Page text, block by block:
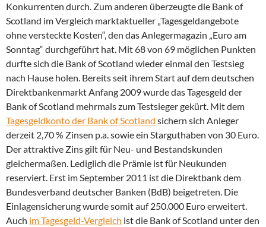
Konkurrenten durch. Zum anderen überzeugte die Bank of
Scotland im Vergleich marktaktueller „Tagesgeldangebote
ohne versteckte Kosten“, den das Anlegermagazin „Euro am
Sonntag“ durchgeführt hat. Mit 68 von 69 möglichen Punkten
durfte sich die Bank of Scotland wieder einmal den Testsieg
nach Hause holen. Bereits seit ihrem Start auf dem deutschen
Direktbankenmarkt Anfang 2009 wurde das Tagesgeld der
Bank of Scotland mehrmals zum Testsieger gekürt. Mit dem
Tagesgeldkonto der Bank of Scotland sichern sich Anleger
derzeit 2,70 % Zinsen p.a. sowie ein Starguthaben von 30 Euro.
Der attraktive Zins gilt für Neu- und Bestandskunden
gleichermaßen. Lediglich die Prämie ist für Neukunden
reserviert. Erst im September 2011 ist die Direktbank dem
Bundesverband deutscher Banken (BdB) beigetreten. Die
Einlagensicherung wurde somit auf 250.000 Euro erweitert.
Auch im Tagesgeld-Vergleich ist die Bank of Scotland unter den